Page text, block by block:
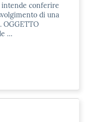
conferire
di una
OGGETTO
…